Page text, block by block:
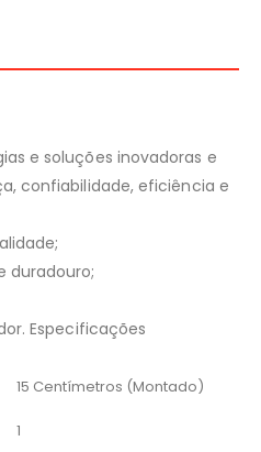
e soluções inovadoras e
confiabilidade, eficiência e
duradouro;
Especificações
15 Centímetros (Montado)
1